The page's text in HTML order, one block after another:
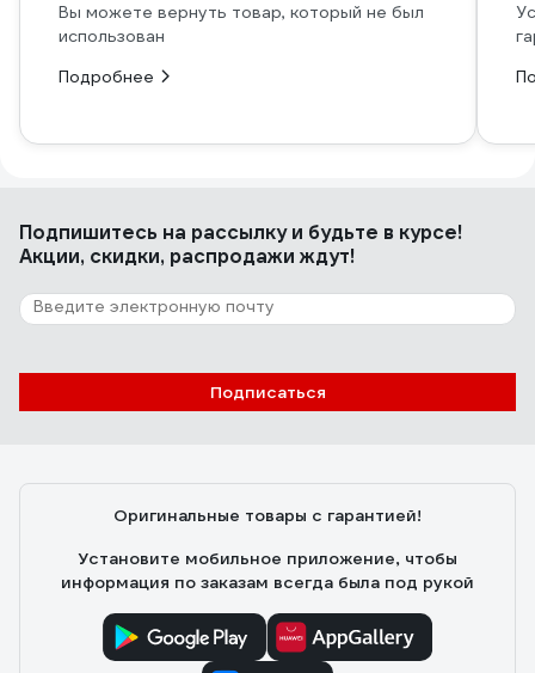
Вы можете вернуть товар, который не был
использован
Подробнее
Подпишитесь на рассылкуи будьте в курсе!
Акции, скидки, распродажи ждут!
Подписаться
Оригинальные товары с гарантией!
Установите мобильное приложение, чтобы
информация по заказам всегда была под рукой